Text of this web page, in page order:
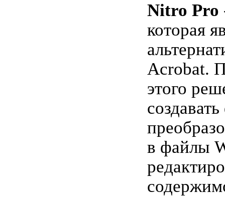
Nitro Pro
которая
Acrobat.
этого
в файлы